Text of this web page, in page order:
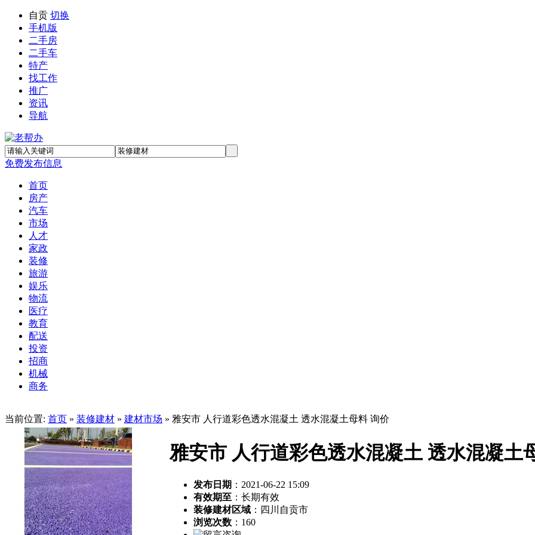
自贡 切换
手机版
二手房
二手车
特产
找工作
推广
资讯
导航
免费发布信息
首页
房产
汽车
市场
人才
家政
装修
旅游
娱乐
物流
医疗
教育
配送
投资
招商
机械
商务
当前位置: 首页 » 装修建材 » 建材市场 » 雅安市 人行道彩色透水混凝土 透水混凝土母料 询价
雅安市 人行道彩色透水混凝土 透水混凝土
发布日期 ：2021-06-22 15:09
有效期至 ：长期有效
装修建材区域 ：四川自贡市
浏览次数 ： 160